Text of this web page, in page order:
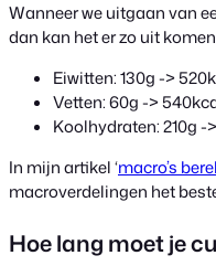
Wanneer we uitgaan van
dan kan het er zo uit
Eiwitten: 130g ->
Vetten: 60g ->
Koolhydraten: 210g -
In mijn artikel ‘macro’s
macroverdelingen het
Hoe lang moet je